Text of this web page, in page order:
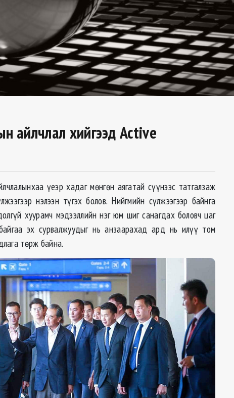
айлчлал хийгээд Active
үеэр хадаг мөнгөн аягатай сүүнээс татгалзаж
нэлээн түгэх болов. Нийгмийн сүлжээгээр байнга
хуурамч мэдээллийн нэг юм шиг санагдах боловч цаг
эх сурвалжуудыг нь анзаарахад ард нь илүү том
төрж байна.